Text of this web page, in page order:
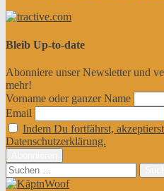
Bleib Up-to-date
Abonniere unser Newsletter und
mehr!
Vorname oder ganzer Name
Email
Indem Du fortfährst,
Datenschutzerklärung.
Suchen
nach: